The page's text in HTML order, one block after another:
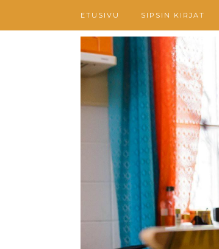
ETUSIVU SIPSIN KIRJAT